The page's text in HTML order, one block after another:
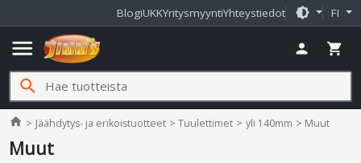
BlogiUKKYritysmyyntiYhteystiedot brightness_medium FI
menu person shopping_cart
search
home Jimms.fi
Jäähdytys- ja erikoistuotteet Tuulettimet yli 140mm Muut
Muut